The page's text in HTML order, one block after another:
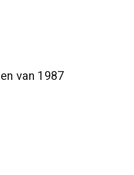
van 1987